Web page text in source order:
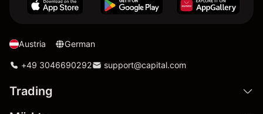
Austria German
+49 3046690292 support@capital.com
Trading